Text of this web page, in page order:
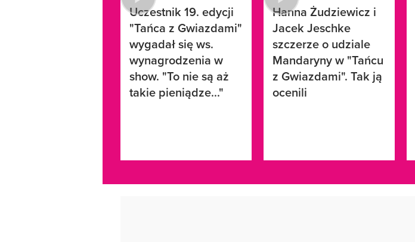
Uczestnik 19. edycji
"Tańca z Gwiazdami"
wygadał się ws.
wynagrodzenia w
show. "To nie są aż
takie pieniądze..."
Hanna Żudziewicz i
Jacek Jeschke
szczerze o udziale
Mandaryny w "Tańcu
z Gwiazdami". Tak ją
ocenili